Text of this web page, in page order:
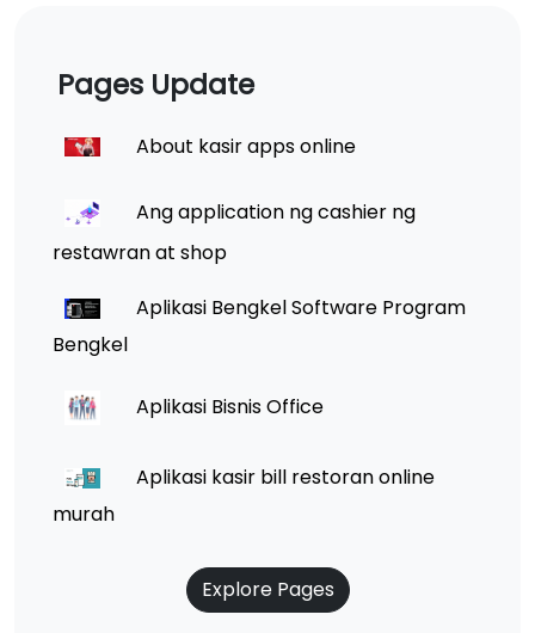
Pages Update
About kasir apps online
Ang application ng cashier ng
restawran at shop
Aplikasi Bengkel Software Program
Bengkel
Aplikasi Bisnis Office
Aplikasi kasir bill restoran online
murah
Explore Pages